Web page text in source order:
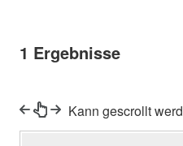
1 Ergebnisse
Kann gescrollt